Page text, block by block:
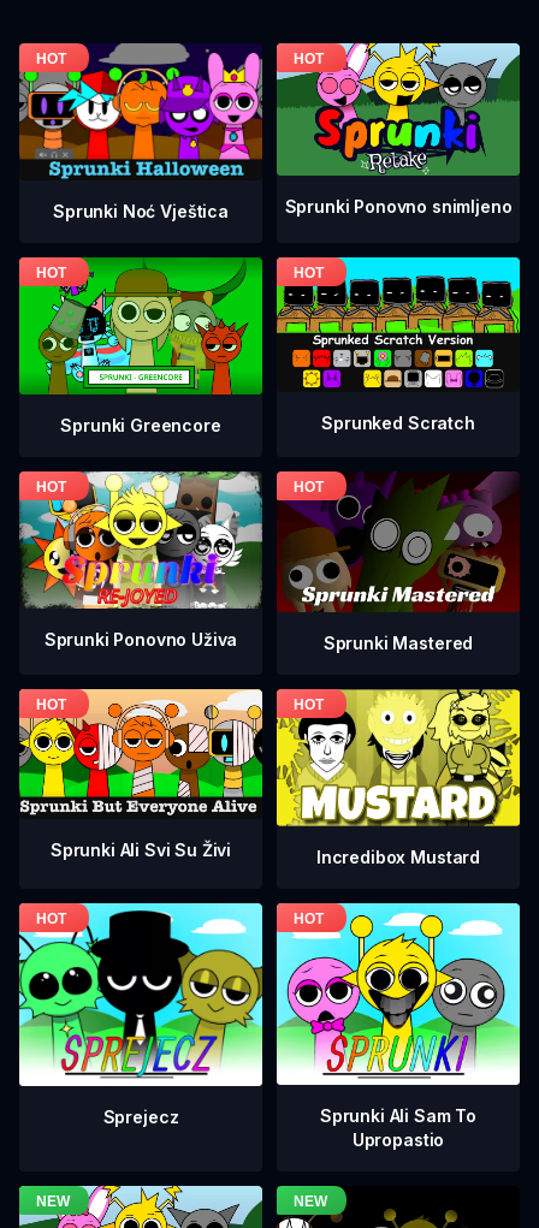
Sprunki Noć Vještica Sprunki Ponovno snimljeno
Sprunki Greencore Sprunked Scratch
Sprunki Ponovno Uživa Sprunki Mastered
Sprunki Ali Svi Su Živi Incredibox Mustard
Sprejecz
Sprunki Ali Sam To
Upropastio